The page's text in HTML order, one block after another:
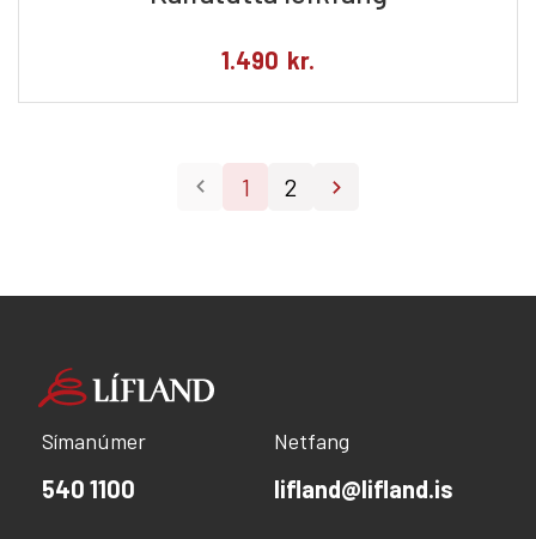
1.490 kr.
1 2
Símanúmer
540 1100
Netfang
lifland@lifland.is